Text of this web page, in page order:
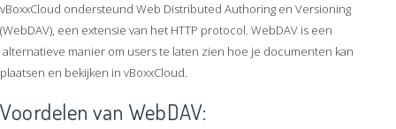
vBoxxCloud ondersteund Web Distributed Authoring en Versioning
(WebDAV), een extensie van het HTTP protocol. WebDAV is een
alternatieve manier om users te laten zien hoe je documenten kan
plaatsen en bekijken in vBoxxCloud.
Voordelen van WebDAV: